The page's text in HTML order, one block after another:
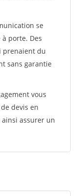
se
porte. Des
prenaient du
sans garantie
vous
devis en
assurer un